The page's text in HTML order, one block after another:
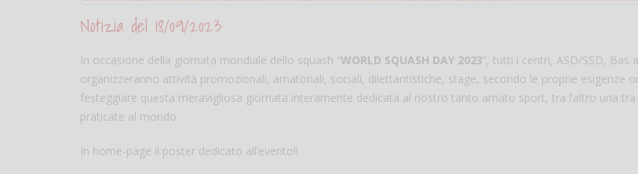
Notizia del 18/09/2023
In occasione della giornata mondiale dello squash “WORLD SQUASH DAY 2023”, tutti i centri, ASD/SSD, Bas
organizzeranno attività promozionali, amatoriali, sociali, dilettantistiche, stage, secondo le proprie esigenze
festeggiare questa meravigliosa giornata interamente dedicata al nostro tanto amato sport, tra l’altro una tra
praticate al mondo.
In home-page il poster dedicato all’evento!!